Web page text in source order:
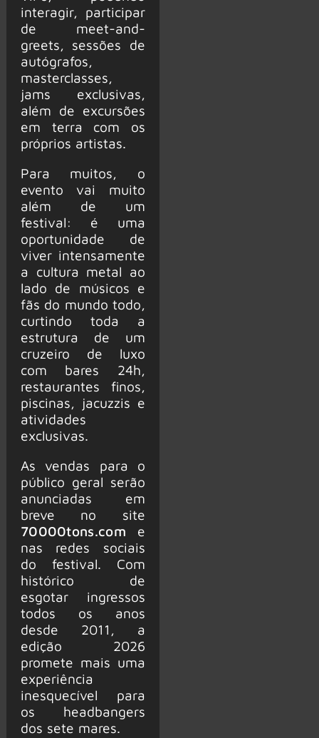
interagir, participar
de meet-and-
greets, sessões de
autógrafos,
masterclasses,
jams exclusivas,
além de excursões
em terra com os
próprios artistas.
Para muitos, o
evento vai muito
além de um
festival: é uma
oportunidade de
viver intensamente
a cultura metal ao
lado de músicos e
fãs do mundo todo,
curtindo toda a
estrutura de um
cruzeiro de luxo
com bares 24h,
restaurantes finos,
piscinas, jacuzzis e
atividades
exclusivas.
As vendas para o
público geral serão
anunciadas em
breve no site
70000tons.com e
nas redes sociais
do festival. Com
histórico de
esgotar ingressos
todos os anos
desde 2011, a
edição 2026
promete mais uma
experiência
inesquecível para
os headbangers
dos sete mares.